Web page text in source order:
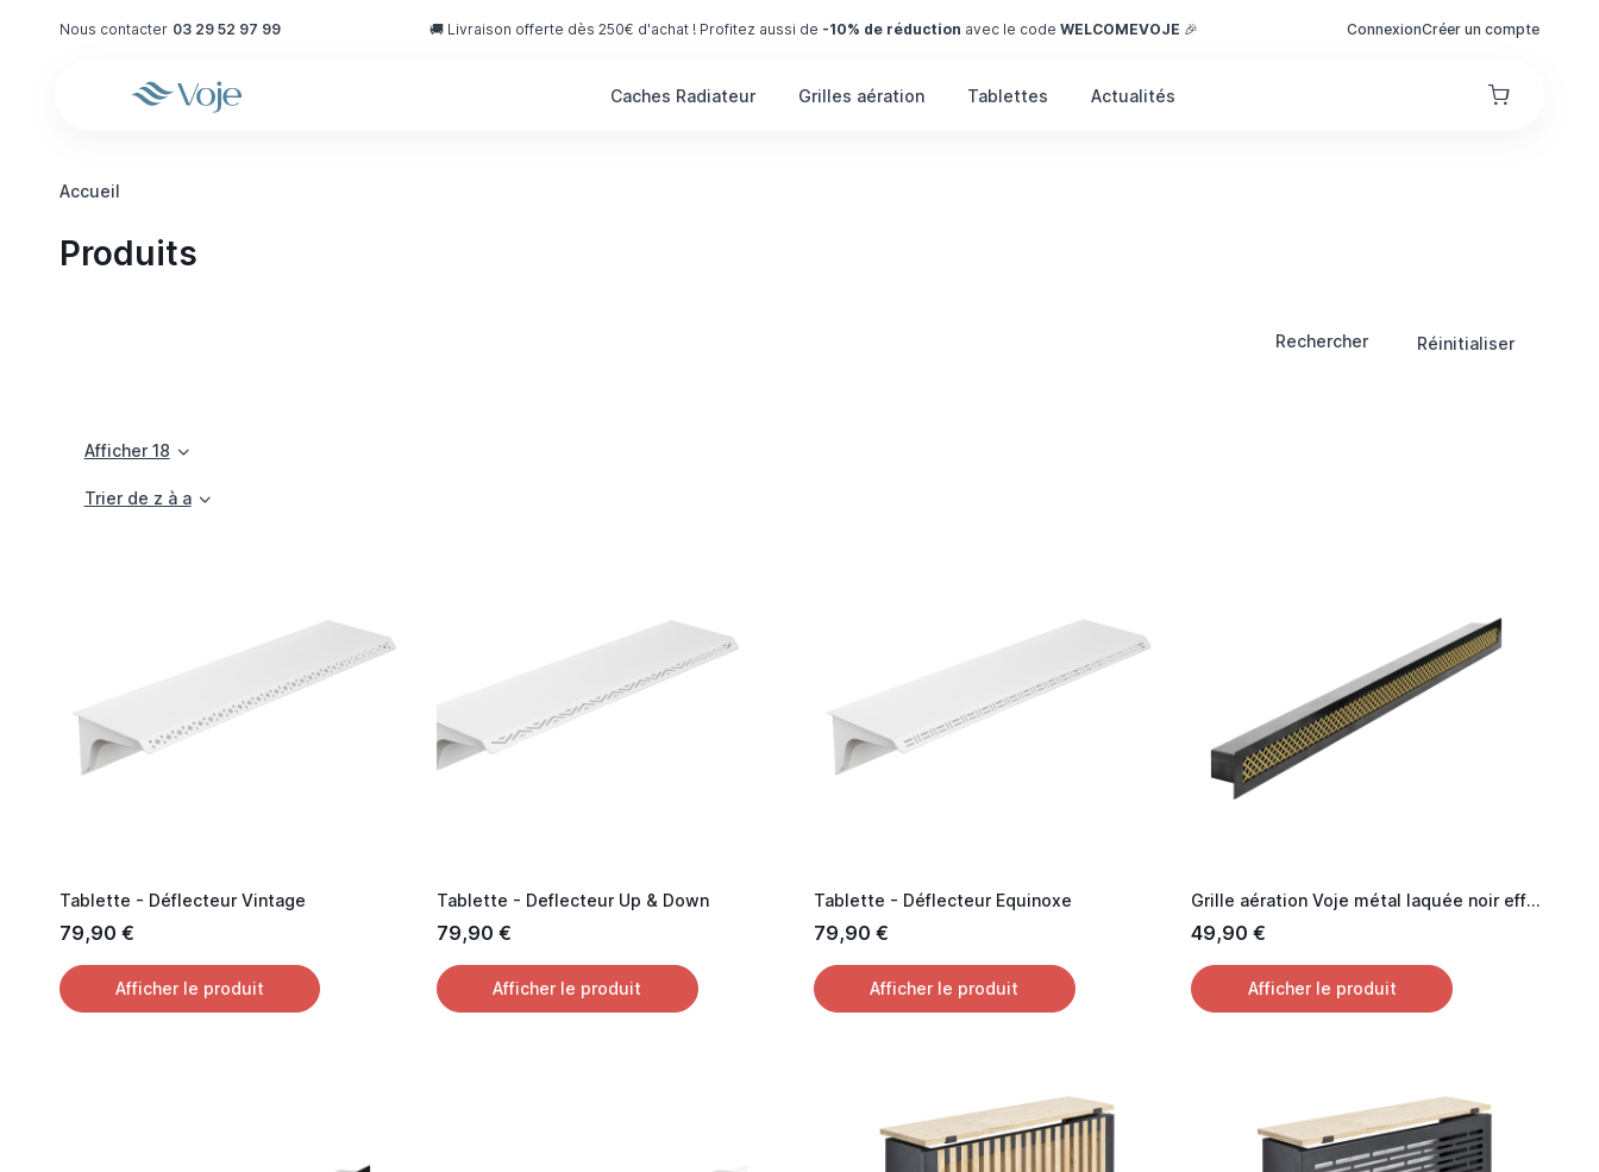
Nous contacter 03 29 52 97 99 🚚 Livraison offerte dès 250€ d'achat ! Profitez aussi de -10% de réduction avec le code WELCOMEVOJE 🎉 ConnexionCréer un compte
Caches Radiateur Grilles aération Tablettes Actualités
Accueil
Produits
Rechercher Réinitialiser
Afficher 18
Trier de z à a
Tablette - Déflecteur Vintage
79,90 €
Afficher le produit
Tablette - Deflecteur Up & Down
79,90 €
Afficher le produit
Tablette - Déflecteur Equinoxe
79,90 €
Afficher le produit
Grille aération Voje métal laquée noir effet Laiton 60 cm
49,90 €
Afficher le produit